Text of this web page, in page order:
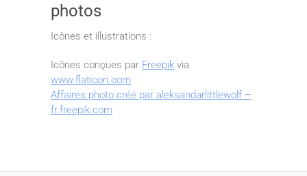
photos
Icônes et illustrations :
Icônes conçues par Freepik via
www.flaticon.com
Affaires photo créé par aleksandarlittlewolf –
fr.freepik.com